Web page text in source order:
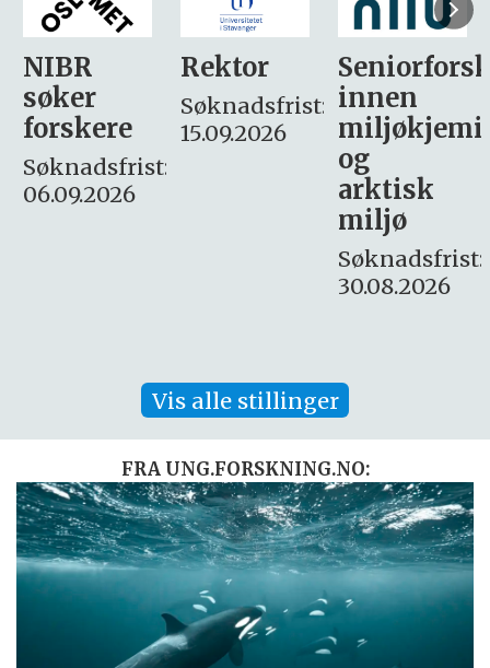
Rektor
Søknadsfrist:
15.09.2026
Seniorforsker
innen
miljøkjemi
søker
– fast
Søknadsfrist:
16. august.
Vis alle stillinger
FRA UNG.FORSKNING.NO: